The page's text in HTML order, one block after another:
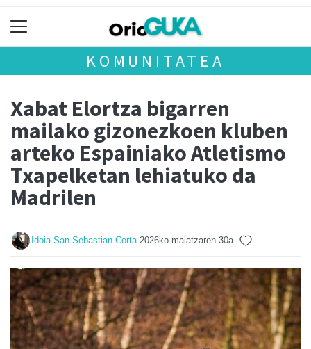
KOMUNITATEA
Xabat Elortza bigarren
mailako gizonezkoen kluben
arteko Espainiako Atletismo
Txapelketan lehiatuko da
Madrilen
Idoia San Sebastian Corta 2026ko maiatzaren 30a